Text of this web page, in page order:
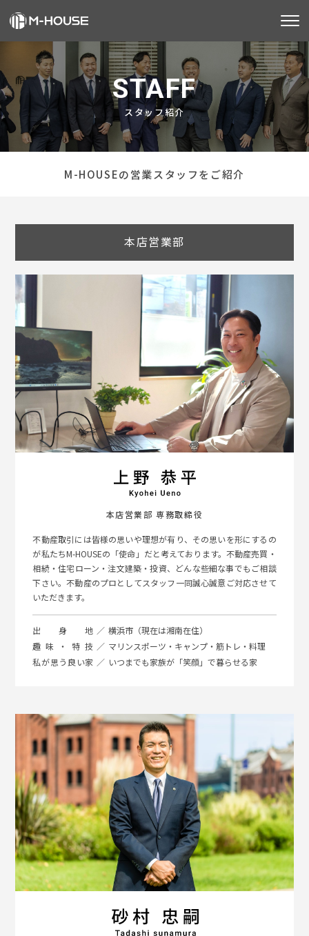
M-HOUSEとは
販売物件
不動産事業
会社情報
イベント情報
0120-800-108
営業時間／10：00〜19：00 定休日／水曜日
STAFF
スタッフ紹介
M-HOUSEの営業スタッフをご紹介
本店営業部
本店営業部 専務取締役
不動産取引には皆様の思いや理想が有り、その思いを形にするの
が私たちM-HOUSEの「使命」だと考えております。不動産売買・
相続・住宅ローン・注文建築・投資、どんな些細な事でもご相談
下さい。不動産のプロとしてスタッフ一同誠心誠意ご対応させて
いただきます。
出身地
横浜市（現在は湘南在住）
趣味・特技
マリンスポーツ・キャンプ・筋トレ・料理
私が思う良い家
いつまでも家族が「笑顔」で暮らせる家